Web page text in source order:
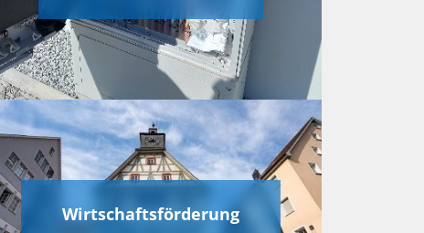
Wirtschaftsförderung